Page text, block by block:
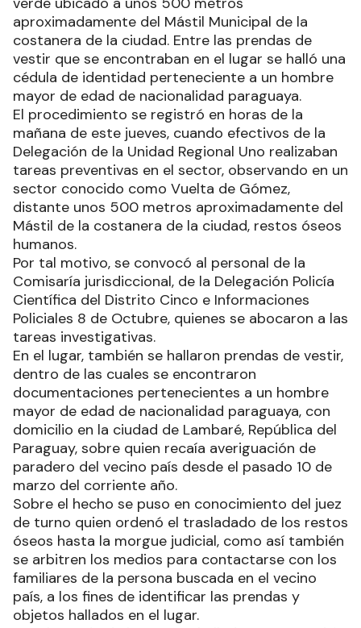
aproximadamente del Mástil Municipal de la
costanera de la ciudad. Entre las prendas de
vestir que se encontraban en el lugar se halló una
cédula de identidad perteneciente a un hombre
mayor de edad de nacionalidad paraguaya.
El procedimiento se registró en horas de la
mañana de este jueves, cuando efectivos de la
Delegación de la Unidad Regional Uno realizaban
tareas preventivas en el sector, observando en un
sector conocido como Vuelta de Gómez,
distante unos 500 metros aproximadamente del
Mástil de la costanera de la ciudad, restos óseos
humanos.
Por tal motivo, se convocó al personal de la
Comisaría jurisdiccional, de la Delegación Policía
Científica del Distrito Cinco e Informaciones
Policiales 8 de Octubre, quienes se abocaron a las
tareas investigativas.
En el lugar, también se hallaron prendas de vestir,
dentro de las cuales se encontraron
documentaciones pertenecientes a un hombre
mayor de edad de nacionalidad paraguaya, con
domicilio en la ciudad de Lambaré, República del
Paraguay, sobre quien recaía averiguación de
paradero del vecino país desde el pasado 10 de
marzo del corriente año.
Sobre el hecho se puso en conocimiento del juez
de turno quien ordenó el trasladado de los restos
óseos hasta la morgue judicial, como así también
se arbitren los medios para contactarse con los
familiares de la persona buscada en el vecino
país, a los fines de identificar las prendas y
objetos hallados en el lugar.